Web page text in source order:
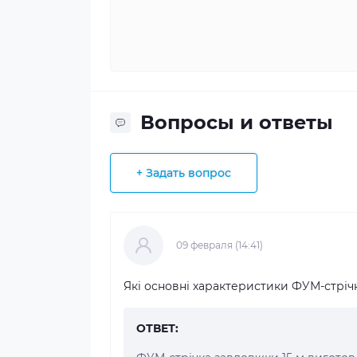
Вопросы и ответы
+ Задать вопрос
09 февраля (14:41)
Які основні характеристики ФУМ-
ОТВЕТ: